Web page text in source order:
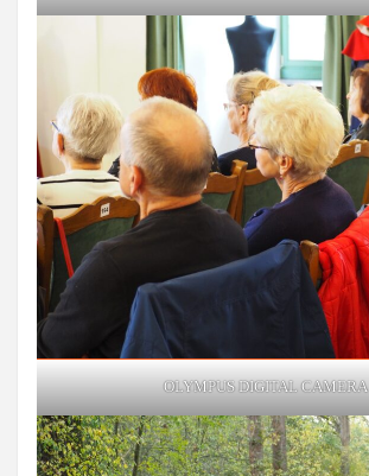
OLYMPUS DIGITAL CAMERA